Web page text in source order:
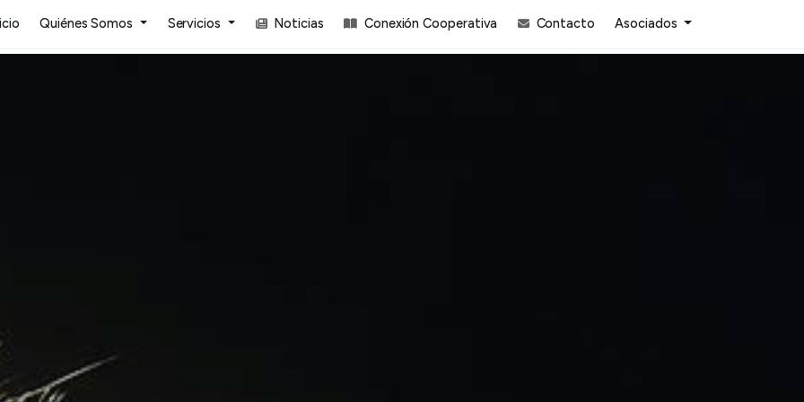
Quiénes Somos Servicios Noticias Conexión Cooperativa Contacto Asociados